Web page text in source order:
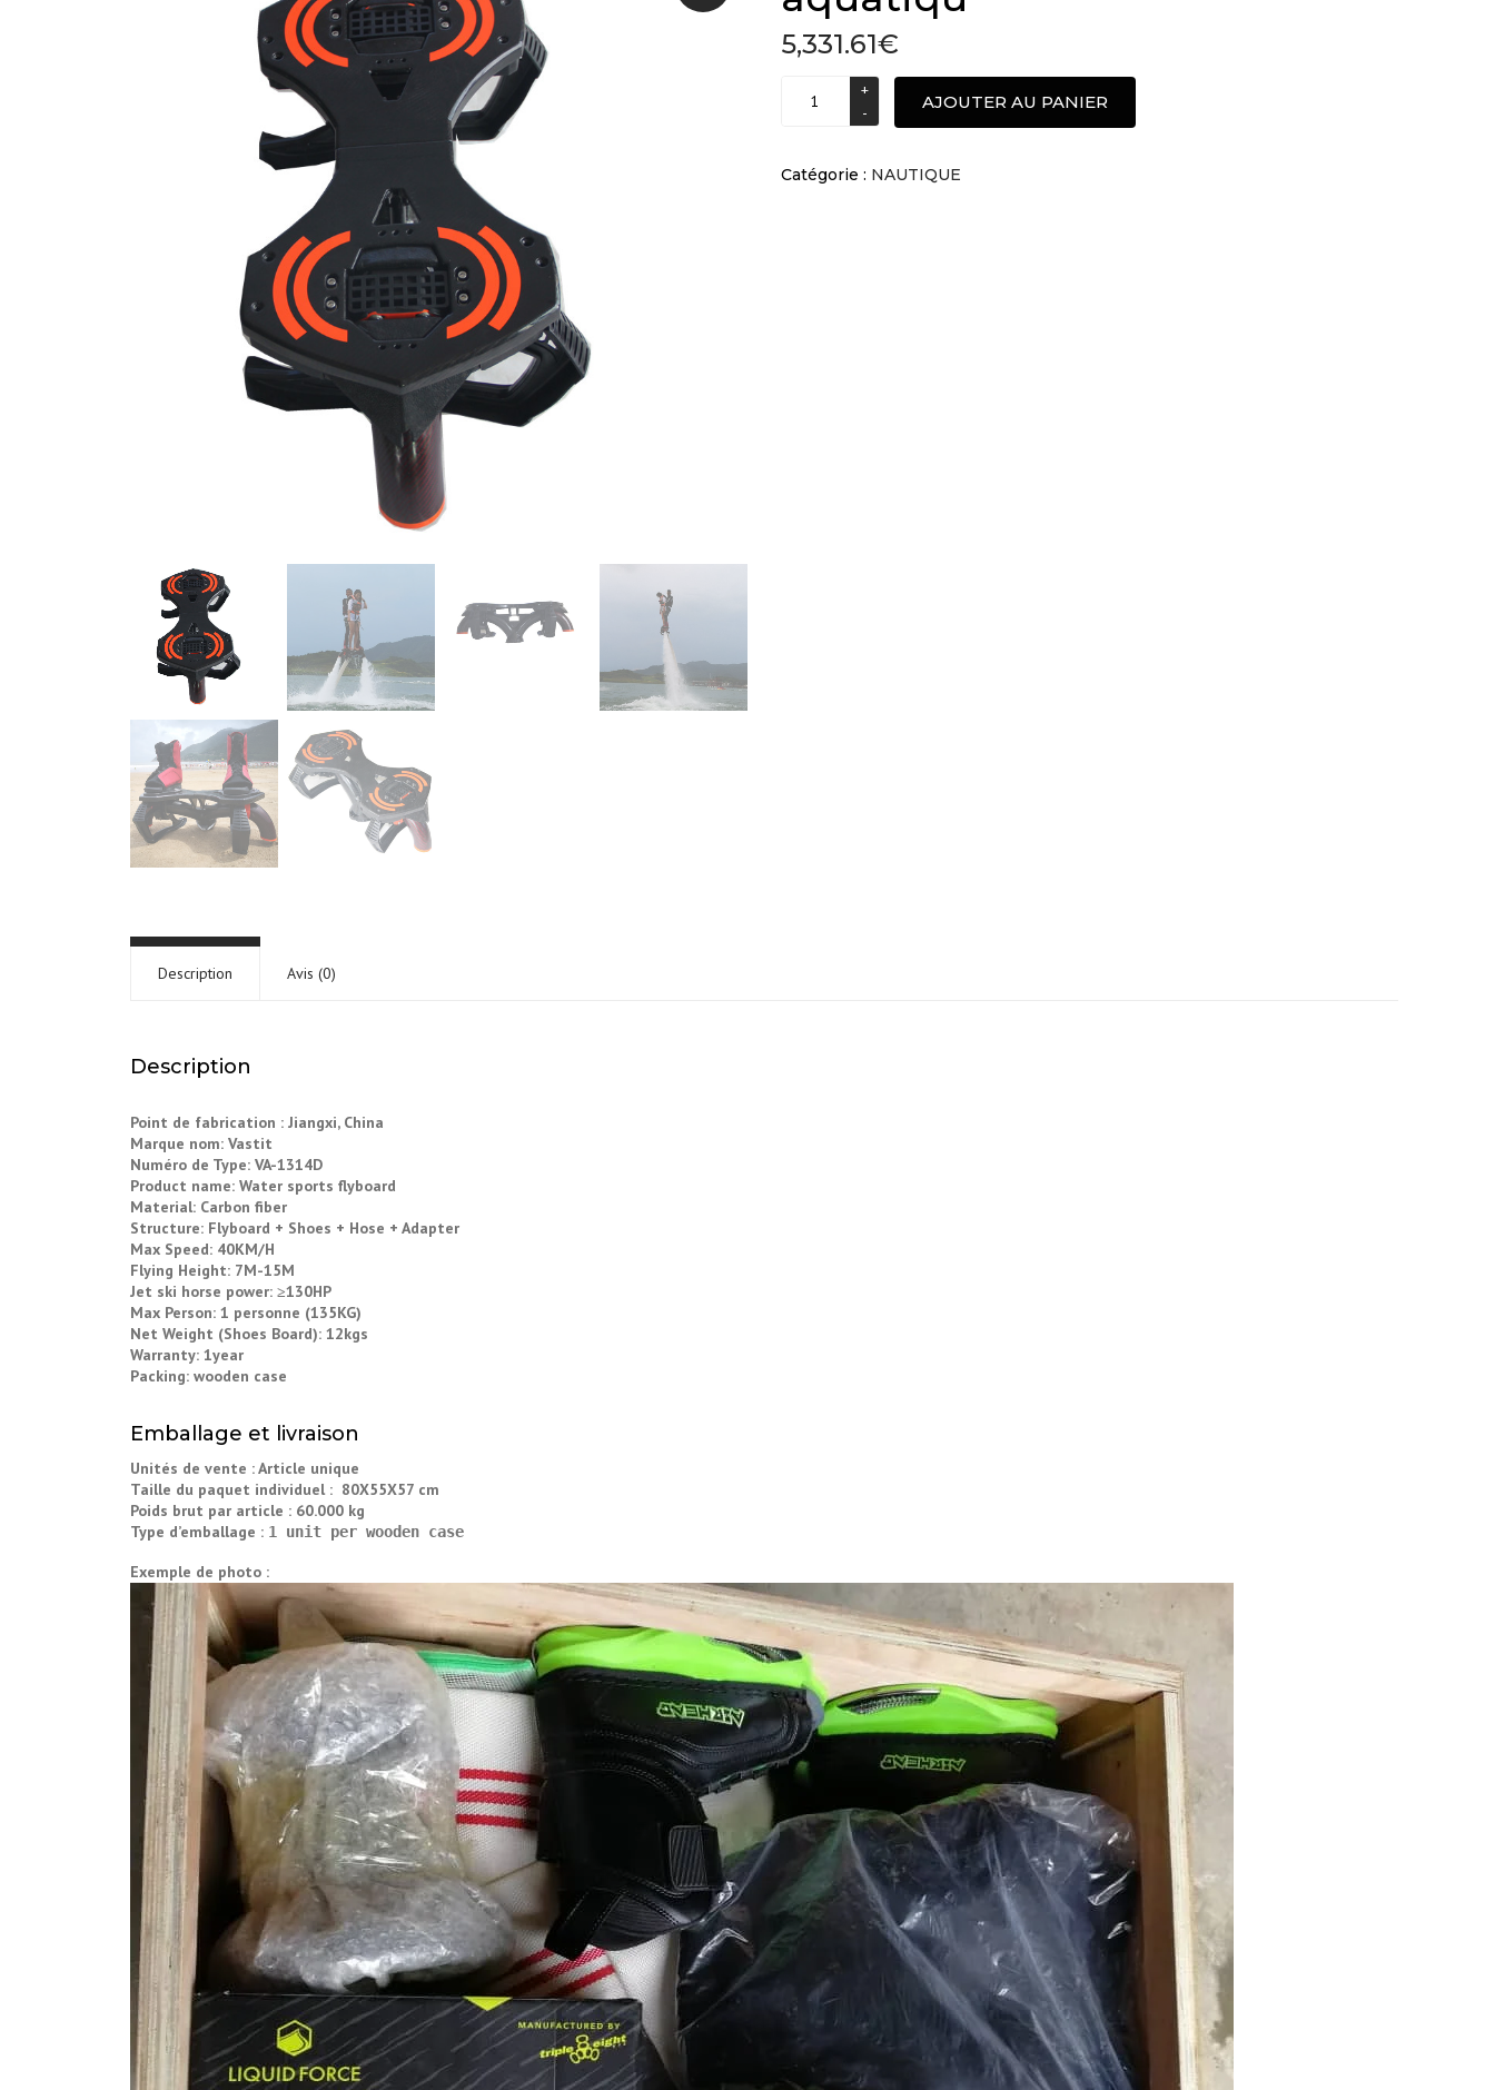
5,331.61€
volante
aquatiqu
AJOUTER AU PANIER
Catégorie : NAUTIQUE
Description Avis (0)
Description
Point de fabrication : Jiangxi, China
Marque nom: Vastit
Numéro de Type: VA-1314D
Product name: Water sports flyboard
Material: Carbon fiber
Structure: Flyboard + Shoes + Hose + Adapter
Max Speed: 40KM/H
Flying Height: 7M-15M
Jet ski horse power: ≥130HP
Max Person: 1 personne (135KG)
Net Weight (Shoes Board): 12kgs
Warranty: 1year
Packing: wooden case
Emballage et livraison
Unités de vente : Article unique
Taille du paquet individuel : 80X55X57 cm
Poids brut par article : 60.000 kg
Type d’emballage : 1 unit per wooden case
Exemple de photo :